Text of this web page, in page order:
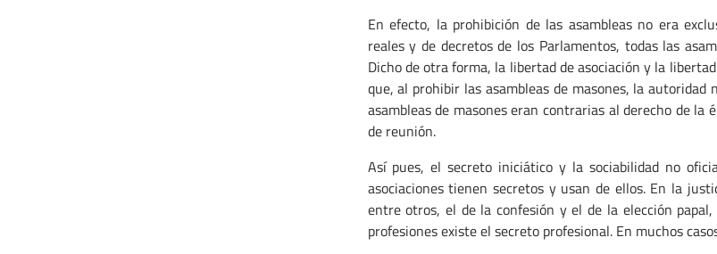
En efecto, la prohibición de las asambleas no era
reales y de decretos de los Parlamentos, todas las
Dicho de otra forma, la libertad de asociación y la
que, al prohibir las asambleas de masones, la
asambleas de masones eran contrarias al derecho de la
de reunión.
Así pues, el secreto iniciático y la sociabilidad no
asociaciones tienen secretos y usan de ellos. En la
entre otros, el de la confesión y el de la elección
profesiones existe el secreto profesional. En muchos